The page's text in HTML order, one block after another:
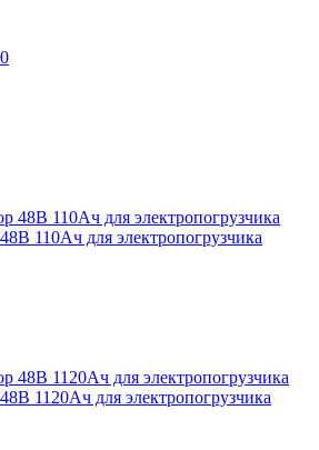
110Ач для электропогрузчика
1120Ач для электропогрузчика